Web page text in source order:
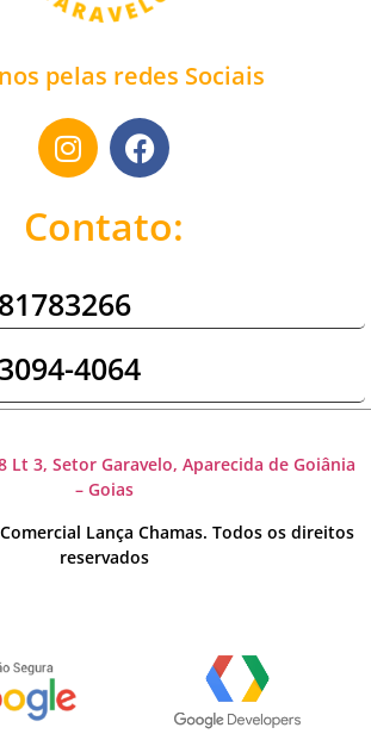
pelas redes Sociais
Contato:
4064
Lt 3, Setor Garavelo, Aparecida de Goiânia
– Goias
Lança Chamas. Todos os direitos
reservados